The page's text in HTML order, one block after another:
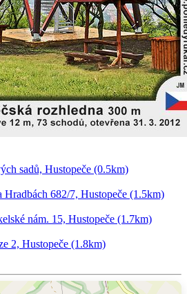
sadů, Hustopeče (0.5km)
Hradbách 682/7, Hustopeče (1.5km)
nám. 15, Hustopeče (1.7km)
2, Hustopeče (1.8km)